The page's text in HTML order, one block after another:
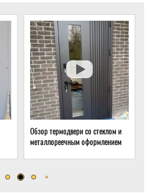
Обзор термодвери со стеклом и
металлореечным оформлением